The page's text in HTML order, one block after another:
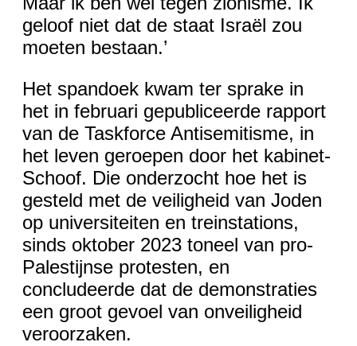
geloof niet dat de staat Israël zou
moeten bestaan.’
Het spandoek kwam ter sprake in
het in februari gepubliceerde rapport
van de Taskforce Antisemitisme, in
het leven geroepen door het kabinet-
Schoof. Die onderzocht hoe het is
gesteld met de veiligheid van Joden
op universiteiten en treinstations,
sinds oktober 2023 toneel van pro-
Palestijnse protesten, en
concludeerde dat de demonstraties
een groot gevoel van onveiligheid
veroorzaken.